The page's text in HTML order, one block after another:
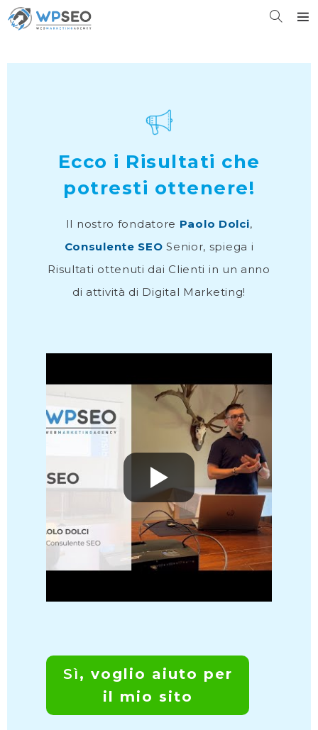
Ecco i Risultati che
potresti ottenere!
Il nostro fondatore Paolo Dolci,
Consulente SEO Senior, spiega i
Risultati ottenuti dai Clienti in un anno
di attività di Digital Marketing!
Sì, voglio aiuto per
il mio sito